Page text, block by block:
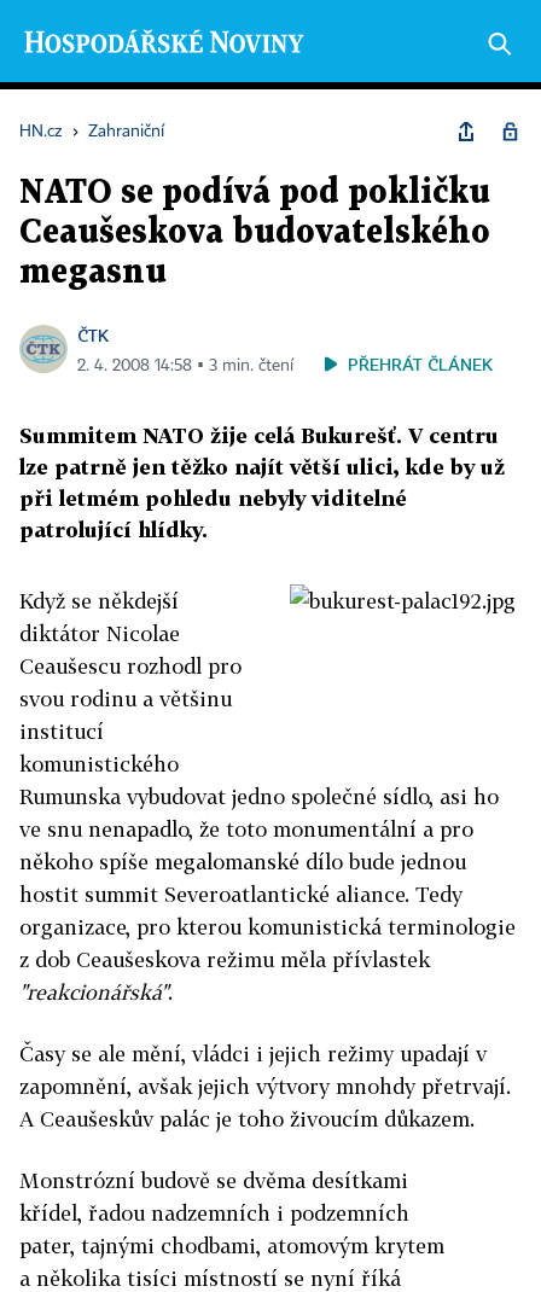
HN.cz › Zahraniční
NATO se podívá pod pokličku
Ceaušeskova budovatelského
megasnu
ČTK
2. 4. 2008 14:58 ▪ 3 min. čtení PŘEHRÁT ČLÁNEK
Summitem NATO žije celá Bukurešť. V centru
lze patrně jen těžko najít větší ulici, kde by už
při letmém pohledu nebyly viditelné
patrolující hlídky.
Když se někdejší
diktátor Nicolae
Ceaušescu rozhodl pro
svou rodinu a většinu
institucí
komunistického
Rumunska vybudovat jedno společné sídlo, asi ho
ve snu nenapadlo, že toto monumentální a pro
někoho spíše megalomanské dílo bude jednou
hostit summit Severoatlantické aliance. Tedy
organizace, pro kterou komunistická terminologie
z dob Ceaušeskova režimu měla přívlastek
"reakcionářská".
Časy se ale mění, vládci i jejich režimy upadají v
zapomnění, avšak jejich výtvory mnohdy přetrvají.
A Ceaušeskův palác je toho živoucím důkazem.
Monstrózní budově se dvěma desítkami
křídel, řadou nadzemních i podzemních
pater, tajnými chodbami, atomovým krytem
a několika tisíci místností se nyní říká